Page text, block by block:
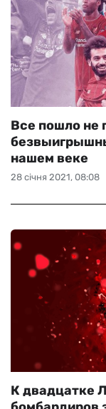
28 січня 2021, 08:08
Все пошло не
нашем веке
К двадцатке